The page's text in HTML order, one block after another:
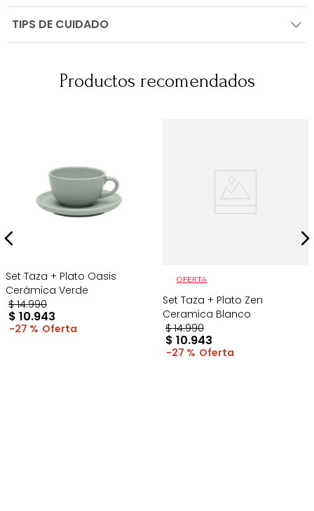
TIPS DE CUIDADO
Productos recomendados
Set Taza + Plato Oasis
Cerámica Verde
$ 14.990
$ 10.943
27 %
OFERTA
Set Taza + Plato Zen
Ceramica Blanco
$ 14.990
$ 10.943
27 %